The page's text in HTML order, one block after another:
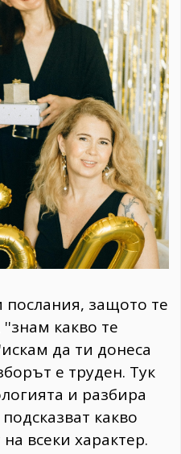
защото те
какво те
да ти донеса
е труден. Тук
и разбира
какво
всеки характер.